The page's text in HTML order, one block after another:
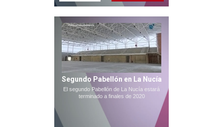
Segundo Pabellón en La Nucía
El segundo Pabellón de La Nucía estará
terminado a finales de 2020